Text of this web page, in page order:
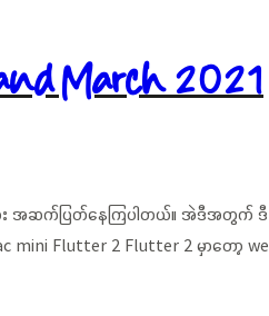
March 2021
း အဆက်ပြတ်နေကြပါတယ်။ အဲဒီအတွက်
mini Flutter 2 Flutter 2 မှာ